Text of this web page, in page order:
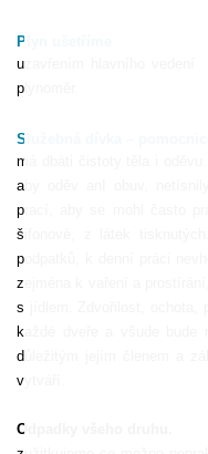
Plyn ušetříme
uzavřením hlavního vedení
plynoměr.
Služebná dívka –
má dbáti čistoty těla i
aby oděv anI obuv,
prací, aby se mohl často
šifonové, z látek
podpatků, k denní práci
zejména k vaření a
s jídlem. Zdvořilost, ochota,
každé dveře a všude bude
důležitým jejím členem a
vytváří.
Odpadky všeho druhu.